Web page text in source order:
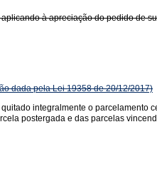
à apreciação do pedido de
dada pela Lei 19358 de 20/12/2017)
integralmente o parcelamento
postergada e das parcelas